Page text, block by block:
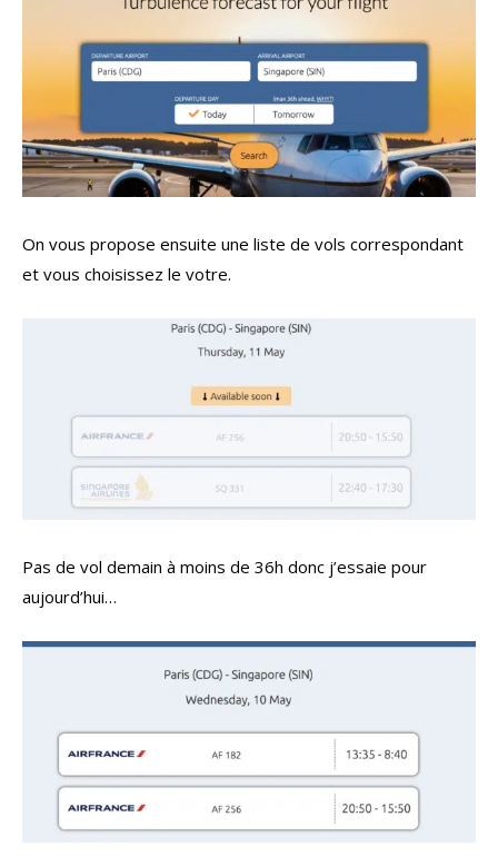
On vous propose ensuite une liste de vols correspondant
et vous choisissez le votre.
Pas de vol demain à moins de 36h donc j’essaie pour
aujourd’hui…